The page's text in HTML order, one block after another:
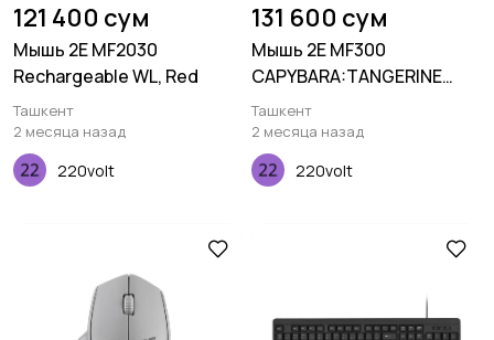
121 400 сум
Мышь 2E MF2030
Rechargeable WL, Red
Ташкент
2 месяца назад
220volt
131 600 сум
Мышь 2E MF300
CAPYBARA:TANGERINE
Silent WL BT, зеленый
Ташкент
2 месяца назад
220volt